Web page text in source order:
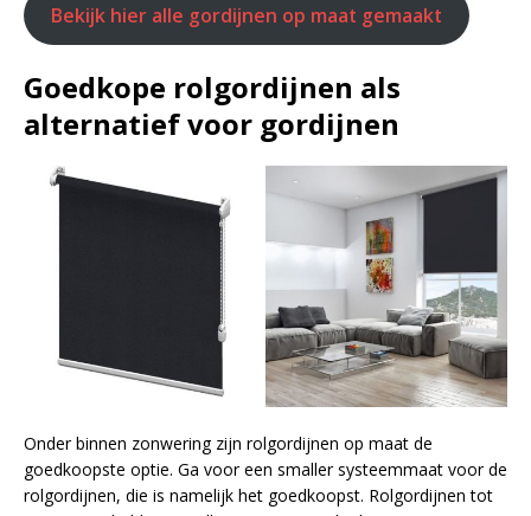
Bekijk hier alle gordijnen op maat gemaakt
Goedkope rolgordijnen als
alternatief voor gordijnen
Onder binnen zonwering zijn rolgordijnen op maat de
goedkoopste optie. Ga voor een smaller systeemmaat voor de
rolgordijnen, die is namelijk het goedkoopst. Rolgordijnen tot